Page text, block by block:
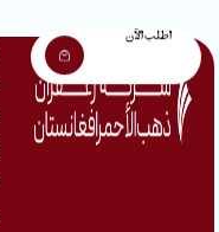
اطلب الآن